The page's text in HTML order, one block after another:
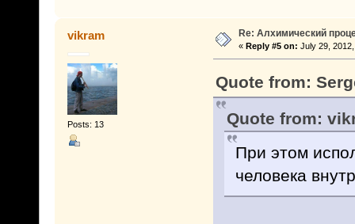
vikram
Posts: 13
Re: Алхимический
« Reply #5 on: July 29,
Quote from:
Quote from:
При этом
человека